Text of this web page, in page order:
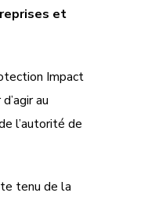
et
Impact
au
l’autorité de
tenu de la